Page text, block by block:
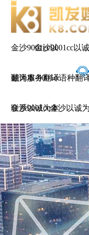
金沙9001cc以
诚为本-9001cc
金沙以诚为本
金沙9001cc以
翻译服务翻译语种翻
联系9001cc金沙以诚